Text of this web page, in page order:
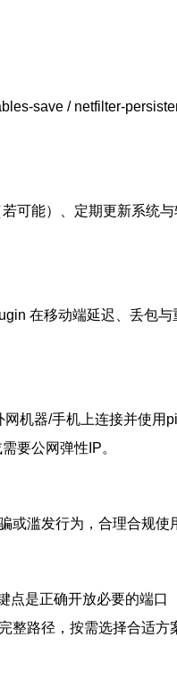
save / netfilter-
可能）、定期更新系统与
在移动端延迟、丢包
机器/手机上连接并使用
要公网弹性IP。
或滥发行为，合理合规使
点是正确开放必要的端口
整路径，按需选择合适方